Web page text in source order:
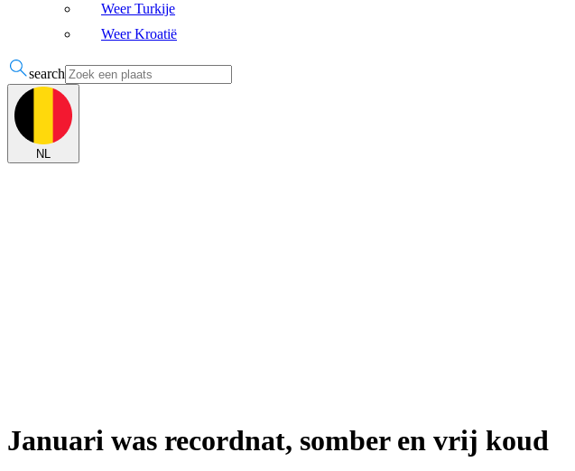
Weer Turkije
Weer Kroatië
search
NL
Januari was recordnat, somber en vrij koud